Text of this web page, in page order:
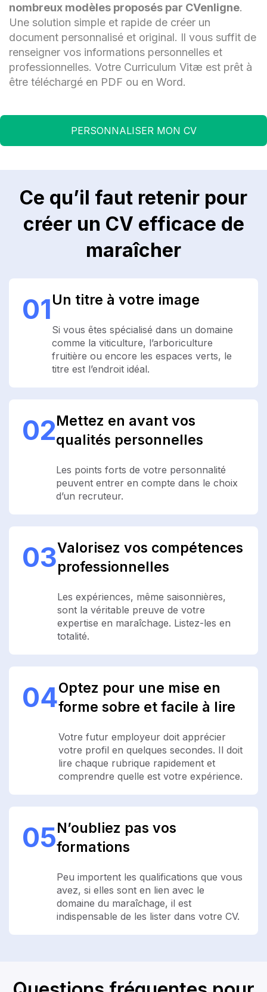
nombreux modèles proposés par CVenligne.
Une solution simple et rapide de créer un
document personnalisé et original. Il vous suffit de
renseigner vos informations personnelles et
professionnelles. Votre Curriculum Vitæ est prêt à
être téléchargé en PDF ou en Word.
PERSONNALISER MON CV
Ce qu’il faut retenir pour
créer un CV efficace de
maraîcher
01Un titre à votre image
Si vous êtes spécialisé dans un domaine
comme la viticulture, l’arboriculture
fruitière ou encore les espaces verts, le
titre est l’endroit idéal.
02Mettez en avant vos
qualités personnelles
Les points forts de votre personnalité
peuvent entrer en compte dans le choix
d’un recruteur.
03Valorisez vos compétences
professionnelles
Les expériences, même saisonnières,
sont la véritable preuve de votre
expertise en maraîchage. Listez-les en
totalité.
04Optez pour une mise en
forme sobre et facile à lire
Votre futur employeur doit apprécier
votre profil en quelques secondes. Il doit
lire chaque rubrique rapidement et
comprendre quelle est votre expérience.
05N’oubliez pas vos
formations
Peu importent les qualifications que vous
avez, si elles sont en lien avec le
domaine du maraîchage, il est
indispensable de les lister dans votre CV.